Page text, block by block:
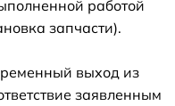
работой
запчасти).
выход из
заявленным